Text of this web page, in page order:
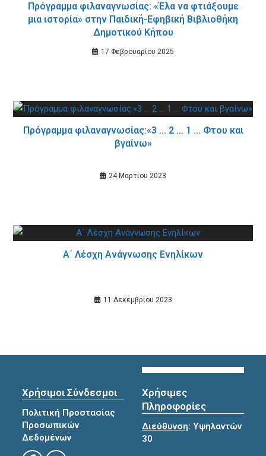
Πρόγραμμα φιλαναγνωσίας: «Έλα να φτιάξουμε
μια ιστορία» στην Παιδική-Εφηβική Βιβλιοθήκη
Δημοτικού Κήπου
17 Φεβρουαρίου 2025
Πρόγραμμα φιλαναγνωσίας:«3 … 2 … 1 … Φτου και
βγαίνω»
24 Μαρτίου 2023
Α΄ Λέσχη Ανάγνωσης Ενηλίκων
11 Δεκεμβρίου 2023
Χρήσιμοι Σύνδεσμοι
Πολιτική Προστασίας
Προσωπικών
Δεδομένων
Χρήσιμες
Πληροφορίες
Διεύθυνση: Υψηλαντών
30